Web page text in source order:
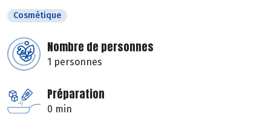
Cosmétique
Nombre de personnes
1 personnes
Préparation
0 min